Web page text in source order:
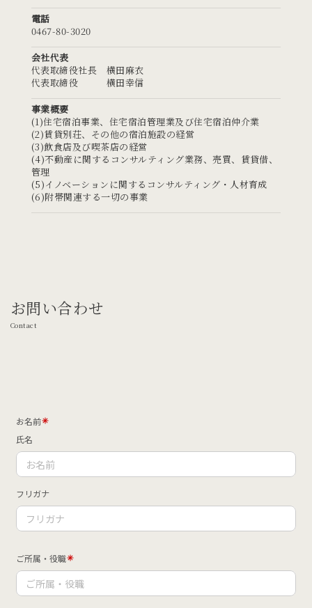
電話
0467-80-3020
会社代表
代表取締役社長 横田麻衣
代表取締役 横田幸信
事業概要
(1)住宅宿泊事業、住宅宿泊管理業及び住宅宿泊仲介業
(2)賃貸別荘、その他の宿泊施設の経営
(3)飲食店及び喫茶店の経営
(4)不動産に関するコンサルティング業務、売買、賃貸借、
管理
(5)イノベーションに関するコンサルティング・人材育成
(6)附帯関連する一切の事業
お問い合わせ
Contact